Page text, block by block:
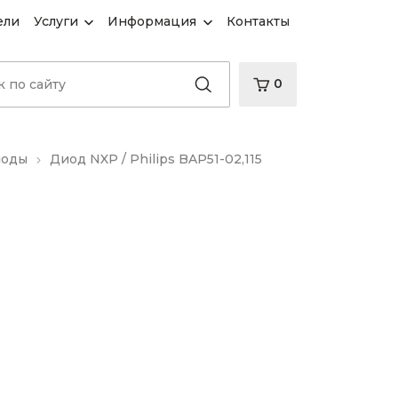
Услуги Информация Контакты
0
Диод NXP / Philips BAP51-02,115